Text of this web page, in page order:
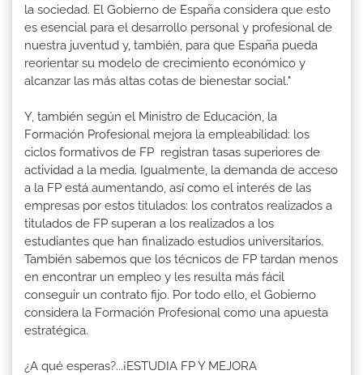
la sociedad. El Gobierno de España considera que esto
es esencial para el desarrollo personal y profesional de
nuestra juventud y, también, para que España pueda
reorientar su modelo de crecimiento económico y
alcanzar las más altas cotas de bienestar social."
Y, también según el Ministro de Educación, la
Formación Profesional mejora la empleabilidad: los
ciclos formativos de FP registran tasas superiores de
actividad a la media. Igualmente, la demanda de acceso
a la FP está aumentando, así como el interés de las
empresas por estos titulados: los contratos realizados a
titulados de FP superan a los realizados a los
estudiantes que han finalizado estudios universitarios.
También sabemos que los técnicos de FP tardan menos
en encontrar un empleo y les resulta más fácil
conseguir un contrato fijo. Por todo ello, el Gobierno
considera la Formación Profesional como una apuesta
estratégica.
¿A qué esperas?...¡ESTUDIA FP Y MEJORA